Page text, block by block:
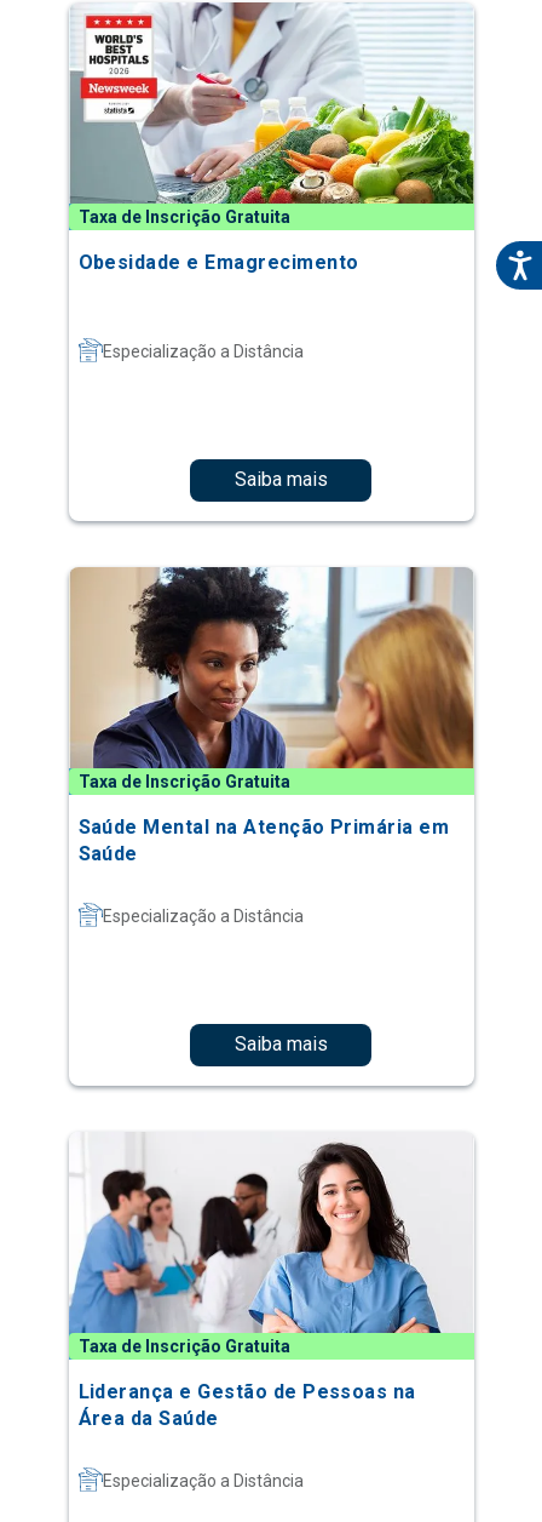
Taxa de Inscrição Gratuita
Obesidade e Emagrecimento
Especialização a Distância
Saiba mais
Taxa de Inscrição Gratuita
Saúde Mental na Atenção Primária em
Saúde
Especialização a Distância
Saiba mais
Taxa de Inscrição Gratuita
Liderança e Gestão de Pessoas na
Área da Saúde
Especialização a Distância